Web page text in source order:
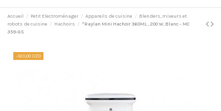
Accueil Petit Electroménager Appareils de cuisine
Blenders, mixeurs et
robots de cuisine
Hachoirs
*Raylan Mini Hachoir 360ML , 200 W, Blanc - MC
359-GS
-320,00 DZD